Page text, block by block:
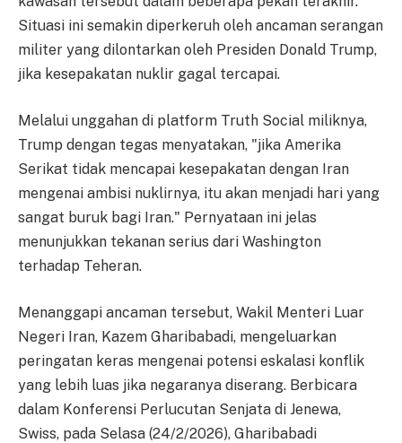
Situasi ini semakin diperkeruh oleh ancaman serangan
militer yang dilontarkan oleh Presiden Donald Trump,
jika kesepakatan nuklir gagal tercapai.
Melalui unggahan di platform Truth Social miliknya,
Trump dengan tegas menyatakan, "jika Amerika
Serikat tidak mencapai kesepakatan dengan Iran
mengenai ambisi nuklirnya, itu akan menjadi hari yang
sangat buruk bagi Iran." Pernyataan ini jelas
menunjukkan tekanan serius dari Washington
terhadap Teheran.
Menanggapi ancaman tersebut, Wakil Menteri Luar
Negeri Iran, Kazem Gharibabadi, mengeluarkan
peringatan keras mengenai potensi eskalasi konflik
yang lebih luas jika negaranya diserang. Berbicara
dalam Konferensi Perlucutan Senjata di Jenewa,
Swiss, pada Selasa (24/2/2026), Gharibabadi